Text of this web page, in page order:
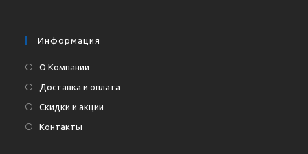
Информация
О Компании
Доставка и оплата
Скидки и акции
Контакты